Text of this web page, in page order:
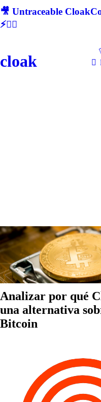
🎥 Untraceable
⚡🕵‍♂
cloak
Analizar por qué
una alternativa
Bitcoin